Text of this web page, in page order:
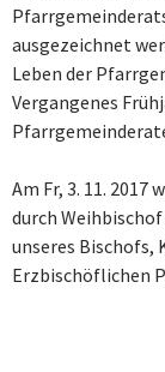
ausgezeichnet
Leben der
Vergangenes
Am Fr, 3. 11.
durch
unseres Bischofs,
Erzbischöflichen